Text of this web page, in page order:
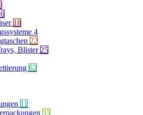
18
4
22
Blister 25
62
11
33